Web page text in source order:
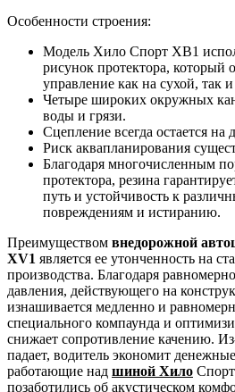
Особенности строения:
Модель Хило Спорт ХВ1
рисунок протектора, который
управление как на сухой, так
Четыре широких окружных
воды и грязи.
Сцепление всегда остается
Риск аквапланирования
Благодаря многочисленным
протектора, резина
путь и устойчивость к
повреждениям и истиранию.
Преимуществом внедорожной
XV1 является ее утонченность на
производства. Благодаря
давления, действующего на
изнашивается медленно и
специального компаунда и
снижает сопротивление качению.
падает, водитель экономит
работающие над шиной Хило
позаботились об акустическом